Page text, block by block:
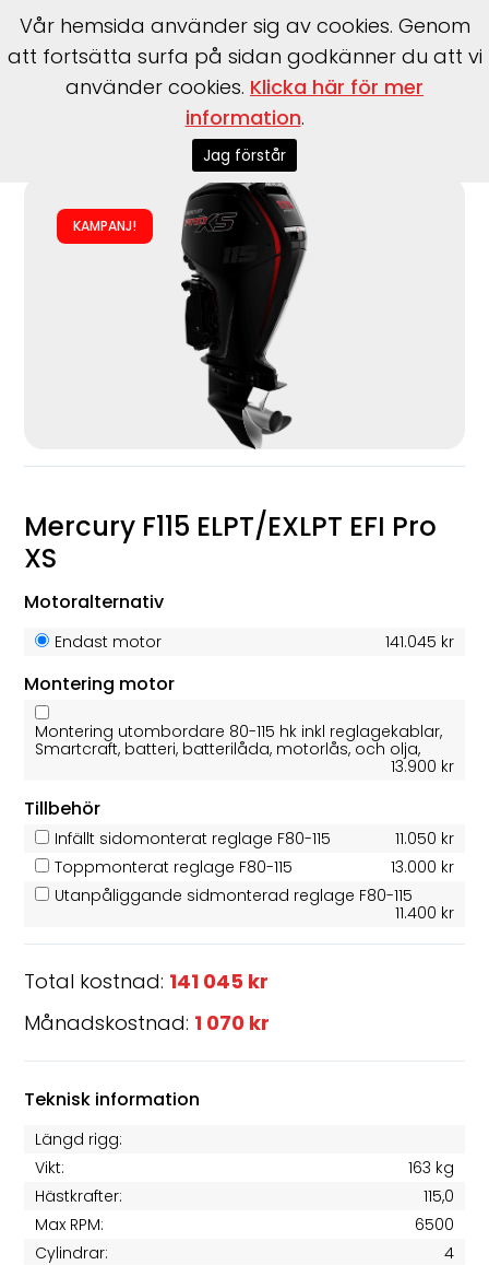
Utombordare>Mercury
KAMPANJ!
Mercury F115 ELPT/EXLPT EFI Pro
XS
Motoralternativ
Endast motor 141.045 kr
Montering motor
Montering utombordare 80-115 hk inkl reglagekablar,
Smartcraft, batteri, batterilåda, motorlås, och olja,
13.900 kr
Tillbehör
Infällt sidomonterat reglage F80-115
11.050 kr
Toppmonterat reglage F80-115
13.000 kr
Utanpåliggande sidmonterad reglage F80-115
11.400 kr
Total kostnad: 141 045 kr
Månadskostnad: 1 070 kr
Teknisk information
Längd rigg:
Vikt:
163 kg
Hästkrafter:
115,0
Max RPM:
6500
Cylindrar:
4
Vår hemsida använder sig av cookies. Genom
att fortsätta surfa på sidan godkänner du att vi
använder cookies. Klicka här för mer
information.
Jag förstår